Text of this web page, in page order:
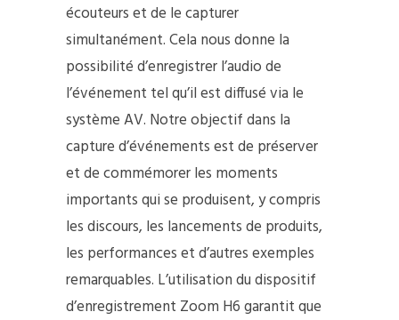
écouteurs et de le capturer
simultanément. Cela nous donne la
possibilité d’enregistrer l’audio de
l’événement tel qu’il est diffusé via le
système AV. Notre objectif dans la
capture d’événements est de préserver
et de commémorer les moments
importants qui se produisent, y compris
les discours, les lancements de produits,
les performances et d’autres exemples
remarquables. L’utilisation du dispositif
d’enregistrement Zoom H6 garantit que